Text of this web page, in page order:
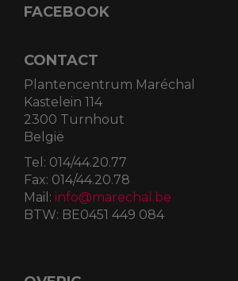
FACEBOOK
CONTACT
Plantencentrum Maréchal
Kastelein 114
2300 Turnhout
België
Tel: 014/44.20.77
Fax: 014/44.20.78
Mail: info@marechal.be
BTW: BE0451 449 084